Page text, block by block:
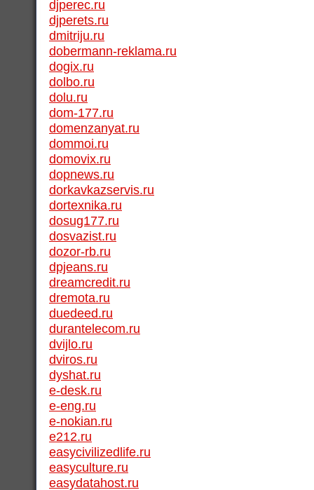
djperec.ru
djperets.ru
dmitriju.ru
dobermann-reklama.ru
dogix.ru
dolbo.ru
dolu.ru
dom-177.ru
domenzanyat.ru
dommoi.ru
domovix.ru
dopnews.ru
dorkavkazservis.ru
dortexnika.ru
dosug177.ru
dosvazist.ru
dozor-rb.ru
dpjeans.ru
dreamcredit.ru
dremota.ru
duedeed.ru
durantelecom.ru
dvijlo.ru
dviros.ru
dyshat.ru
e-desk.ru
e-eng.ru
e-nokian.ru
e212.ru
easycivilizedlife.ru
easyculture.ru
easydatahost.ru